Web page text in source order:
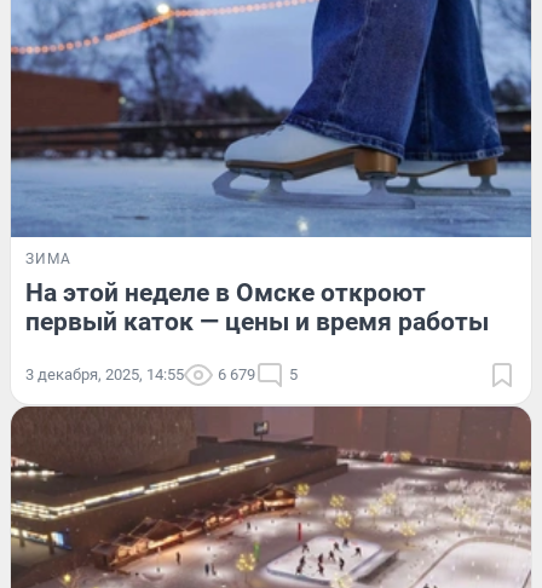
ЗИМА
На этой неделе в Омске откроют
первый каток — цены и время работы
3 декабря, 2025, 14:55 6 679 5